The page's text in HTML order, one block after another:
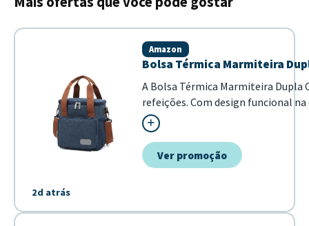
2d atrás
Bolsa Térmica Marmiteira
Amazon
A Bolsa Térmica Marmiteira Dupla
refeições. Com design funcional
bebidas. - Estrutura...
Ver promoção